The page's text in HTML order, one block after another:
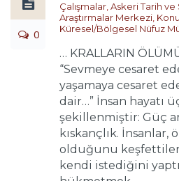
0
Çalışmalar Askeri Tarih ve
Araştırmalar Merkezi
Küresel/Bölgesel Nüfuz
… KRALLARIN
“Sevmeye cesaret
yaşamaya cesaret
dair…” İnsan hayatı
şekillenmiştir: Güç
kıskançlık. İnsanlar,
olduğunu
kendi istediğini